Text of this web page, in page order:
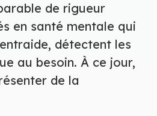
de rigueur
en santé mentale qui
détectent les
au besoin. À ce jour,
de la